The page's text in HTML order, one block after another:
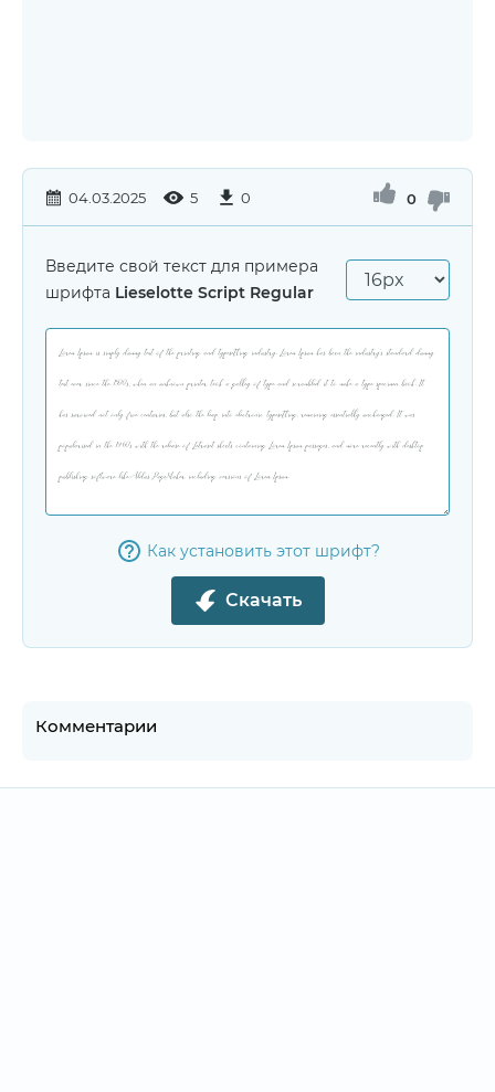
04.03.2025 5 0 0
Введите свой текст для примера
шрифта Lieselotte Script Regular
Как установить этот шрифт?
Скачать
Комментарии